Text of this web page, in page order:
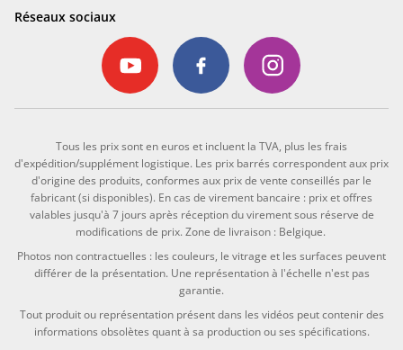
Réseaux sociaux
Tous les prix sont en euros et incluent la TVA, plus les frais
d'expédition/supplément logistique. Les prix barrés correspondent aux prix
d'origine des produits, conformes aux prix de vente conseillés par le
fabricant (si disponibles). En cas de virement bancaire : prix et offres
valables jusqu'à 7 jours après réception du virement sous réserve de
modifications de prix. Zone de livraison : Belgique.
Photos non contractuelles : les couleurs, le vitrage et les surfaces peuvent
différer de la présentation. Une représentation à l'échelle n'est pas
garantie.
Tout produit ou représentation présent dans les vidéos peut contenir des
informations obsolètes quant à sa production ou ses spécifications.